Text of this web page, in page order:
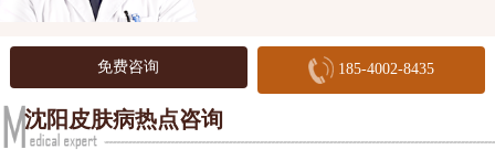
免费咨询 185-4002-8435
沈阳皮肤病热点咨询